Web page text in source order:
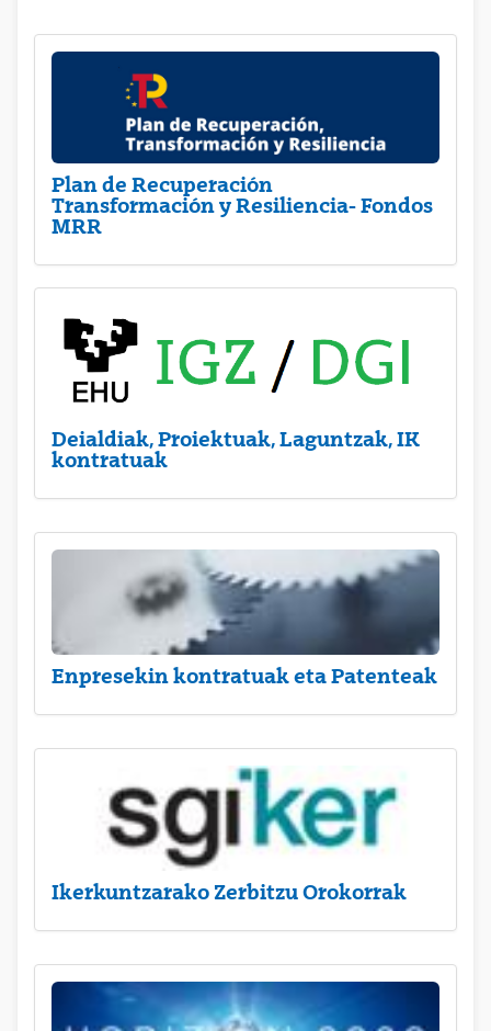
Plan de Recuperación
Transformación y Resiliencia- Fondos
MRR
Deialdiak, Proiektuak, Laguntzak, IK
kontratuak
Enpresekin kontratuak eta Patenteak
Ikerkuntzarako Zerbitzu Orokorrak